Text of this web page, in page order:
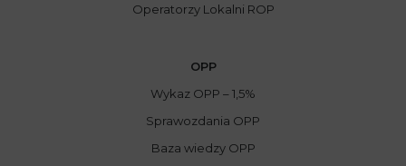
Operatorzy Lokalni ROP
OPP
Wykaz OPP – 1,5%
Sprawozdania OPP
Baza wiedzy OPP